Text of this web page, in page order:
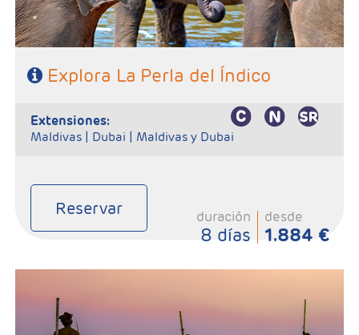
Explora La Perla del Índico
extensiones:
Maldivas | Dubai | Maldivas y Dubai
Reservar duración
8 días
desde
1.884 €
- Ruta: Kandy 3 noches, Habarana 2 noches, Galle 2 noches.
- Categoría hotelera: Primera Superior.
- Régimen: 7 Desayunos, 5 comidas y 7 cenas